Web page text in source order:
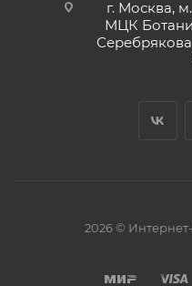
г. Москва,
МЦК
2026 ©